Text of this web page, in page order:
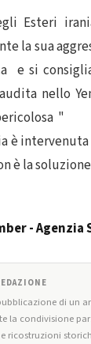
Esteri
la sua
e si
nello
"
è
è la
- Agenzia
di un
la condivisione
ricostruzioni